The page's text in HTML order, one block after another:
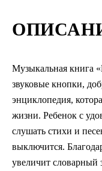
Музыкальная книга
звуковые кнопки,
энциклопедия,
жизни. Ребенок с
слушать стихи и
выключится.
увеличит словарный